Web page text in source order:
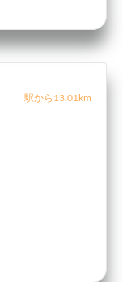
駅から13.01km